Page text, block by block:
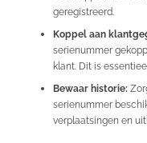
geregistreerd.
Koppel aan
serienummer
klant. Dit is
Bewaar historie:
serienummer
verplaatsingen en